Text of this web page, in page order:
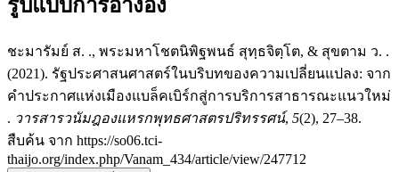
รูปแบบการอ้างอิง
ชะมารัมย์ ส. ., พระมหาโชตนิพิฐพนธ์ สุทฺธจิตฺโต, & สุขตาม ว. .
(2021). รัฐประศาสนศาสตร์ในบริบทของความเปลี่ยนแปลง: จาก
คำประกาศแห่งเมืองแบล็คเบิร์กสู่การบริการสาธารณะแนวใหม่
. วารสารวนัมฎองแหรกพุทธศาสตรปริทรรศน์, 5(2), 27–38.
สืบค้น จาก https://so06.tci-
thaijo.org/index.php/Vanam_434/article/view/247712